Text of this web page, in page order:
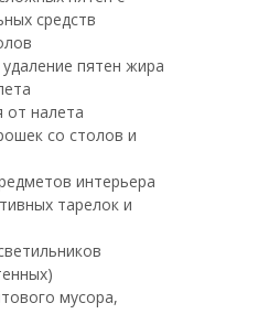
средств
пятен жира
от налета
со столов и
интерьера
тарелок и
мусора,